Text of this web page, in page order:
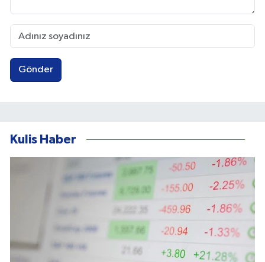
Gönder
Kulis Haber